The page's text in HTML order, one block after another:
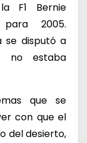
F1 Bernie
2005.
se disputó a
no estaba
que se
con que el
del desierto,